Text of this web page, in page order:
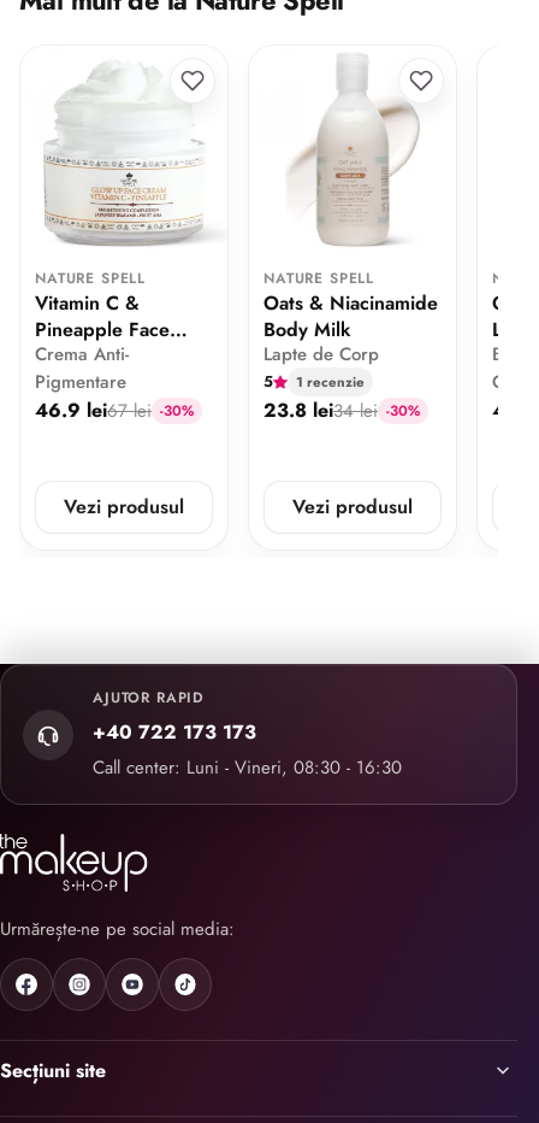
NATURE SPELL
Vitamin C &
Pineapple Face
Cream
Crema Anti-
Pigmentare
46.9 lei67 lei -30%
Vezi produsul
NATURE SPELL
Oats & Niacinamide
Body Milk
Lapte de Corp
5 1 recenzie
23.8 lei34 lei -30%
Vezi produsul
42
AJUTOR RAPID
+40 722 173 173
Call center: Luni - Vineri, 08:30 - 16:30
Urmărește-ne pe social media:
Secțiuni site